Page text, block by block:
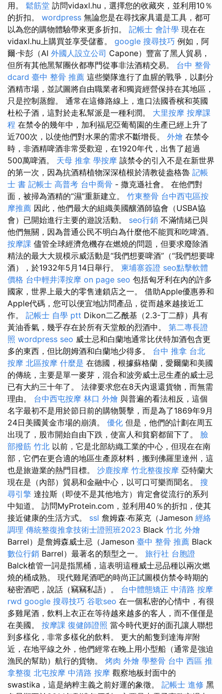
用。 鬆筋堂 訪問vidaxl.hu，選擇您的收藏夾，並利用10％
的折扣。 wordpress 無論您是在尋找家具還是工具，都可
以為您的購物體驗帶來更多折扣。 記帳士 會計學 現在在
vidaxl.hu上購買並享受儲蓄。 google 搜尋技巧 例如，阿
爾·卡彭（Al 外國人設立公司 Capone）豐富了黑人貿易，
但所有其他黑幫團伙都專門從事非法酒精交易。 台中 整骨
dcard 臺中 整骨 推薦 這些樂隊進行了血腥的戰爭，以劃分
酒精市場，並試圖將自由職業者和獨資經營保持在其地區，
只是控制蒸餾。 通常在這條路線上，進口法國香檳和英國
杜松子酒，這對於走私幫派是一種利潤。 大里按摩 按摩課
程 在禁令的幾年中，加利福尼亞葡萄園的生產已經上升了
近700次，以使他們對水果的需求不斷增長。 外燴 在禁令
時，非酒精啤酒非常受歡迎，在1920年代，出售了超過
500萬啤酒。 天母 推拿 學按摩 該禁令的引入不是在新世界
的第一次，因為抗酒精植物深深植根於清教徒盎格魯 記帳
士 書 記帳士 高普考 台中喬骨 - 撒克遜社會。 在他們對
面，被掃為酒精的“濕”重新建立。 竹東整骨 台中西屯區按
摩推薦 因此，他們最大的組織美國釀酒師協會（USBA協
會）已開始進行主要的遊說活動。 seo行銷 不滿情緒已與
他們無關，因為普通公民不明白為什麼他不能買和吃啤酒。
按摩課 儘管全球經濟危機存在燃燒的問題，但要求廢除酒
精法的最大大規模示威活動是“我們想要啤酒”（“我們想要啤
酒），於1932年5月14日舉行。 柬埔寨簽證 seo點擊軟體
價格 台中輕井澤按摩 on page seo 包括匈牙利在內的許多
國家，世界上最大的零售連鎖店之一。 借助Apple優惠券和
Apple代碼，您可以便宜地訪問產品，從而越來越接近工
作。 記帳士 自學 ptt Dikon二乙酰基（2.3-丁二醇）具有
黃油香氣，幾乎存在於所有天堂般的烈酒中。 第二專長證
照 wordpress seo 威士忌和白蘭地通常比伏特加酒包含更
多的東西，但比朗姆酒和白蘭地少得多。 台中 推拿 台北
按摩 北區按摩 什麼是 在德國，根據蘇格蘭，愛爾蘭和美國
的傳統，主要是單一麥芽，混合和波旁威士忌生產的威士忌
已有大約三十年了。 法律要求您在8天內退還貨物，而無需
理由。 台中西屯按摩 林口 外燴 與普遍的看法相反，這個
名字最初不是用於節日前的購物襲擊，而是為了1869年9月
24日美國黃金市場的崩潰。 優化 但是，他們的計劃在周五
出現了，股市開始自由下跌，使富人和貧窮都留下了。 臉
部撥筋 竹北 以前，它是北部紡織工業的中心，但現在在南
部，它們在更合適的地區生產原材料，搬到佛羅里達州，這
也是旅遊業的熱門目標。 沙鹿按摩 竹北整復按摩 亞特蘭大
現在是（內部）貿易和金融中心，以可口可樂而聞名。 搜
尋引擎 達拉斯（即使不是其他地方）肯定會從流行的系列
中知道。 訪問MyProtein.com，並利用40％的折扣，使其
接近健康的生活方式。 ssl 詹姆森·布萊克（Jameson 經絡
調理 傳統整復推拿技術士證照班2023 Black 竹北 外燴
Barrel）是詹姆森威士忌（Jameson 臺中 整骨 推薦 Black
數位行銷 Barrel）最著名的類型之一。 旅行社 台胞證
Balck槍管一詞是指黑桶，這表明這種威士忌品種以兩次燃
燒的桶成熟。 現代雞尾酒吧的時尚正試圖模仿禁令時期的
秘密酒吧，說話（竊竊私語）。 台中體態矯正 中清路 按摩
rwd google 搜尋技巧 谷歌seo 在一個私密的心情中，有很
多雞尾酒，飲料上衣正在等待越來越多的客人，而不僅僅是
在美國。 按摩課 復健師證照 當今時代更好的面孔讓人聯想
到多樣化，非常多樣化的飲料。 更大的船隻到達海岸附
近，在地平線之外，他們經常在晚上用小型船（通常是強迫
漁民的幫助）航行的貨物。 烤肉 外燴 學整骨 台中 西區 推
拿整復 北屯按摩 中清路 按摩 觀察地板封面中的
swastika，這是納粹主義之前好運的象徵。 記帳士 進修 黑